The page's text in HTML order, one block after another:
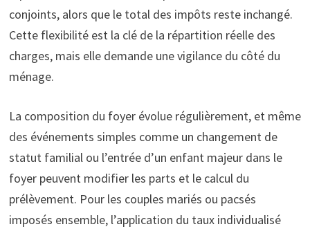
conjoints, alors que le total des impôts reste inchangé.
Cette flexibilité est la clé de la répartition réelle des
charges, mais elle demande une vigilance du côté du
ménage.
La composition du foyer évolue régulièrement, et même
des événements simples comme un changement de
statut familial ou l’entrée d’un enfant majeur dans le
foyer peuvent modifier les parts et le calcul du
prélèvement. Pour les couples mariés ou pacsés
imposés ensemble, l’application du taux individualisé